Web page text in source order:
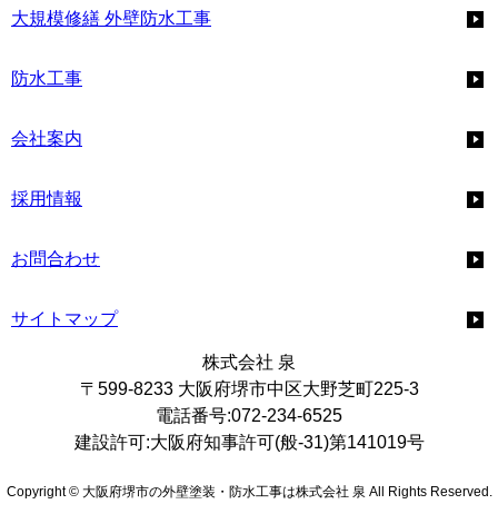
大規模修繕 外壁防水工事
防水工事
会社案内
採用情報
お問合わせ
サイトマップ
株式会社 泉
〒599-8233 大阪府堺市中区大野芝町225-3
電話番号:072-234-6525
建設許可:大阪府知事許可(般-31)第141019号
Copyright © 大阪府堺市の外壁塗装・防水工事は株式会社 泉 All Rights Reserved.